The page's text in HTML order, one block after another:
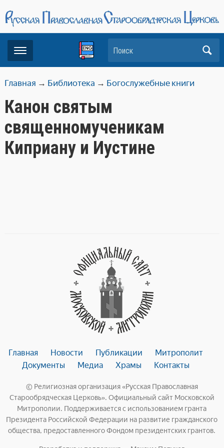
Поиск
Главная → Библиотека → Богослужебные книги
Канон святым
священномученикам
Киприану и Иустине
Главная Новости Публикации
Митрополит
Документы
Медиа Храмы Контакты
© Религиозная организация «Русская Православная
Старообрядческая Церковь». Официальный сайт Московской
Митрополии. Поддерживается с использованием гранта
Президента Российской Федерации на развитие гражданского
общества, предоставленного Фондом президентских грантов.